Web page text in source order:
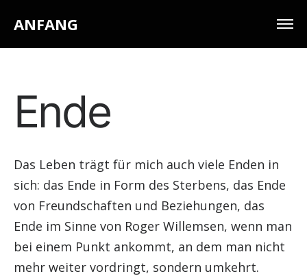
ANFANG
Ende
Das Leben trägt für mich auch viele Enden in
sich: das Ende in Form des Sterbens, das Ende
von Freundschaften und Beziehungen, das
Ende im Sinne von Roger Willemsen, wenn man
bei einem Punkt ankommt, an dem man nicht
mehr weiter vordringt, sondern umkehrt.